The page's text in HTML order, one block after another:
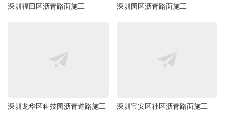
深圳福田区沥青路面施工 深圳园区沥青路面施工
深圳龙华区科技园沥青道路施工 深圳宝安区社区沥青路面施工